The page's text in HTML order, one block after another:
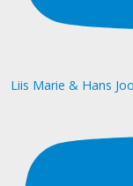
Liis Marie & Hans